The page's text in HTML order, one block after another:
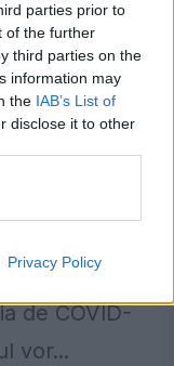
parties prior to
of the further
third parties on the
information may
the IAB’s List of
disclose it to other
Privacy Policy
impozitează
Nu
taxe
de COVID-
vor...